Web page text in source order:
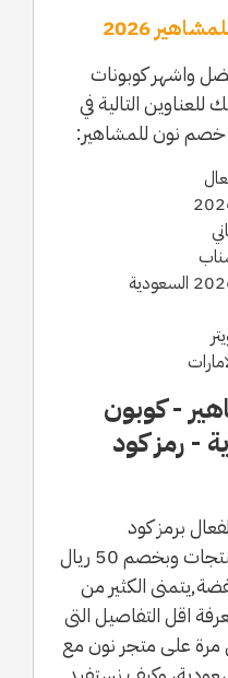
2026
واشهر كوبونات
التالية في
نون للمشاهير:
- كوبون
- رمز كود
برمز كود
) على كل المنتجات وبخصم 50 ريال
الكثير من
اقل التفاصيل التى
على متجر نون مع